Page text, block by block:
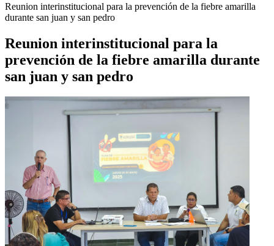
Reunion interinstitucional para la prevención de la fiebre amarilla
durante san juan y san pedro
Reunion interinstitucional para la
prevención de la fiebre amarilla durante
san juan y san pedro